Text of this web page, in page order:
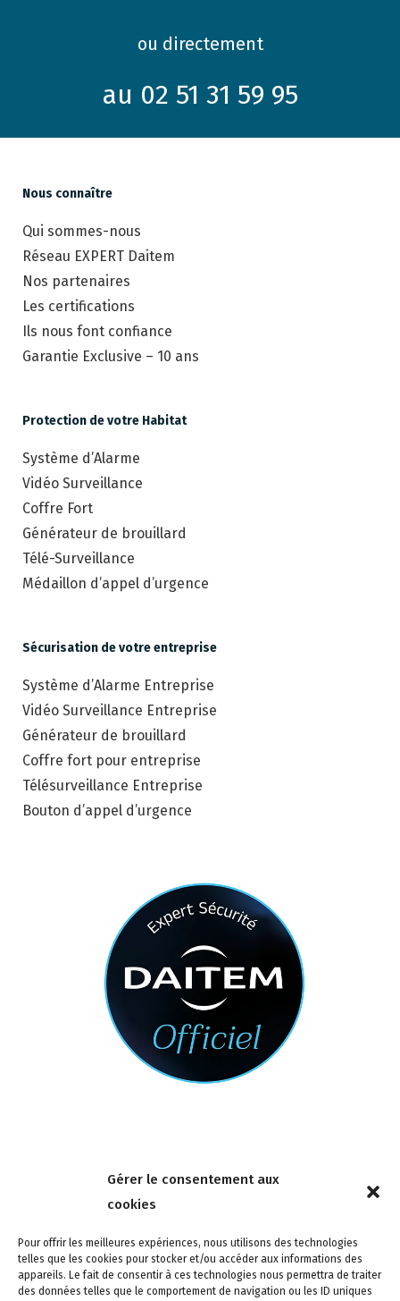
Gérer le consentement aux
cookies
Pour offrir les meilleures expériences, nous utilisons des technologies
telles que les cookies pour stocker et/ou accéder aux informations des
appareils. Le fait de consentir à ces technologies nous permettra de traiter
des données telles que le comportement de navigation ou les ID uniques
ou directement
au 02 51 31 59 95
Nous connaître
Qui sommes-nous
Réseau EXPERT Daitem
Nos partenaires
Les certifications
Ils nous font confiance
Garantie Exclusive – 10 ans
Protection de votre Habitat
Système d’Alarme
Vidéo Surveillance
Coffre Fort
Générateur de brouillard
Télé-Surveillance
Médaillon d’appel d’urgence
Sécurisation de votre entreprise
Système d’Alarme Entreprise
Vidéo Surveillance Entreprise
Générateur de brouillard
Coffre fort pour entreprise
Télésurveillance Entreprise
Bouton d’appel d’urgence
4 rue de la Tour 85150 Les Achards